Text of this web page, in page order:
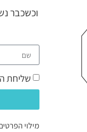
שליחת
מילוי